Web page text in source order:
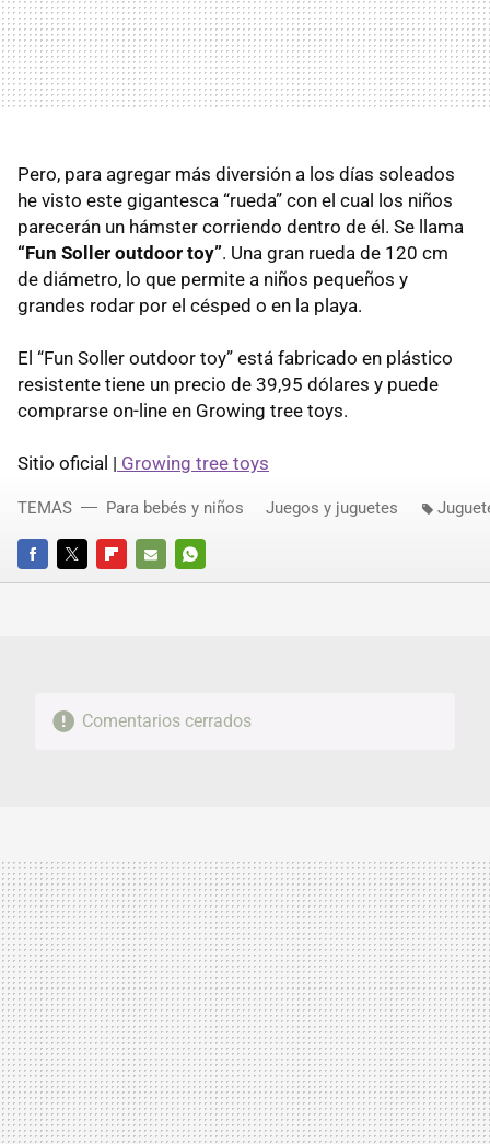
Pero, para agregar más diversión a los días soleados
he visto este gigantesca “rueda” con el cual los niños
parecerán un hámster corriendo dentro de él. Se llama
“Fun Soller outdoor toy”. Una gran rueda de 120 cm
de diámetro, lo que permite a niños pequeños y
grandes rodar por el césped o en la playa.
El “Fun Soller outdoor toy” está fabricado en plástico
resistente tiene un precio de 39,95 dólares y puede
comprarse on-line en Growing tree toys.
Sitio oficial | Growing tree toys
FACEBOOKTWITTERFLIPBOARD
E-
WHATSAPP
TEMAS Para bebés y niños Juegos y juguetes
Comentarios cerrados